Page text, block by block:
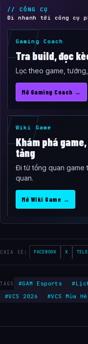
// CÔNG CỤ
Đi nhanh tới công cụ
Gaming Coach
Tra build, đọc
Lọc theo game,
Mở Gaming Coach →
Wiki Game
Khám phá
tảng
Đi từ tổng quan game
quan.
Mở Wiki Game →
CHIA SẺ: FACEBOOK X
TAGS #GAM Esports
#VCS 2026
#VCS Mùa Hè